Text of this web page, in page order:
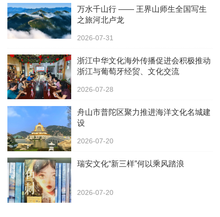
万水千山行 —— 王界山师生全国写生
之旅河北卢龙
2026-07-31
浙江中华文化海外传播促进会积极推动
浙江与葡萄牙经贸、文化交流
2026-07-28
舟山市普陀区聚力推进海洋文化名城建
设
2026-07-20
瑞安文化“新三样”何以乘风踏浪
2026-07-20